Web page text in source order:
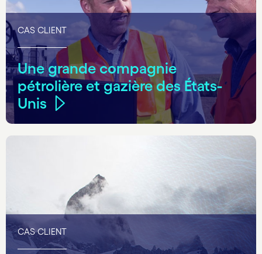
CAS CLIENT
Une grande compagnie
pétrolière et gazière des États-
Unis
CAS CLIENT